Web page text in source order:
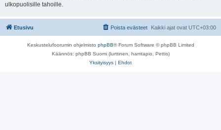
ulkopuolisille tahoille.
Etusivu Kaikki ajat ovat UTC+03:00
Poista evästeet
Keskustelufoorumin ohjelmisto phpBB® Forum Software © phpBB Limited
Käännös: phpBB Suomi (lurttinen, harritapio, Pettis)
Yksityisyys | Ehdot